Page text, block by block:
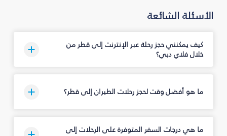
الأسئلة الشائعة
كيف يمكنني حجز رحلة عبر الإنترنت إلى قطر من
خلال فلاي دبي؟
ما هو أفضل وقت لحجز رحلات الطيران إلى قطر؟
ما هي درجات السفر المتوفرة على الرحلات إلى